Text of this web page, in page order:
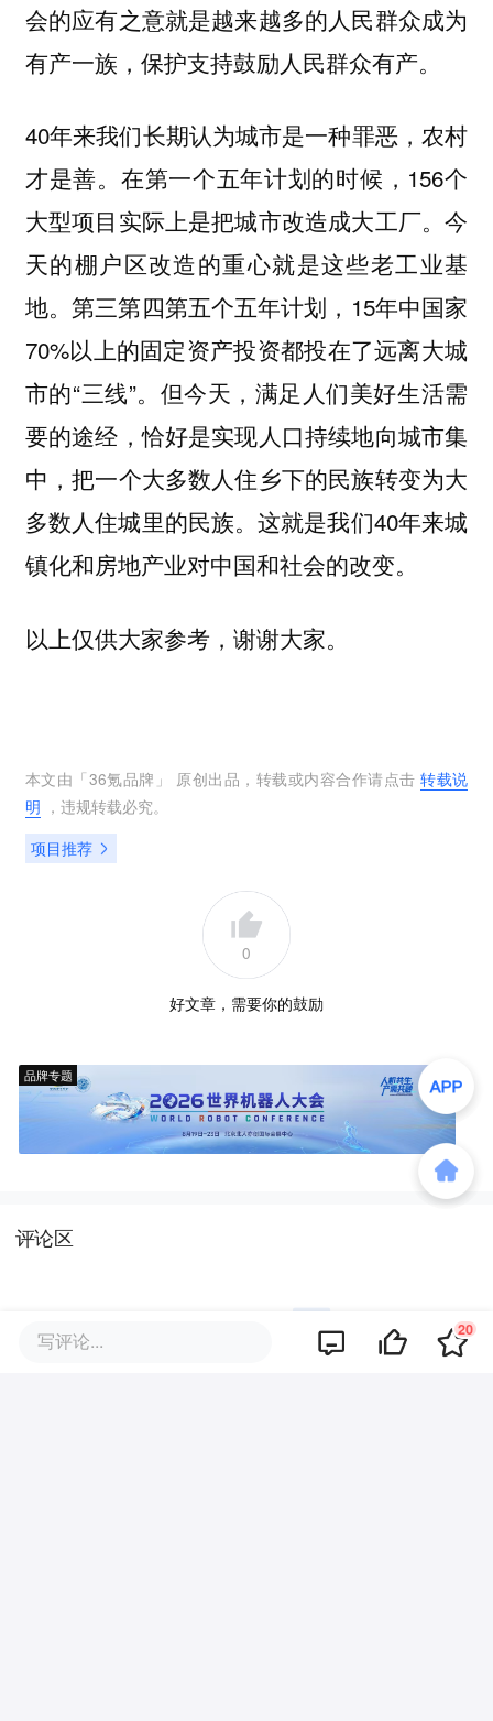
会的应有之意就是越来越多的人民群众成为
有产一族，保护支持鼓励人民群众有产。
40年来我们长期认为城市是一种罪恶，农村
才是善。在第一个五年计划的时候，156个
大型项目实际上是把城市改造成大工厂。今
天的棚户区改造的重心就是这些老工业基
地。第三第四第五个五年计划，15年中国家
70%以上的固定资产投资都投在了远离大城
市的“三线”。但今天，满足人们美好生活需
要的途经，恰好是实现人口持续地向城市集
中，把一个大多数人住乡下的民族转变为大
多数人住城里的民族。这就是我们40年来城
镇化和房地产业对中国和社会的改变。
以上仅供大家参考，谢谢大家。
本文由「36氪品牌 」 原创出品，转载或内容合作请点击转载说
明 ，违规转载必究。
项目推荐
0
好文章，需要你的鼓励
品牌专题
评论区
写评论... 20